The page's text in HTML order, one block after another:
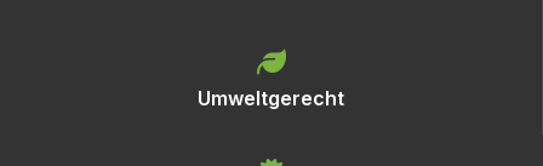
Umweltgerecht